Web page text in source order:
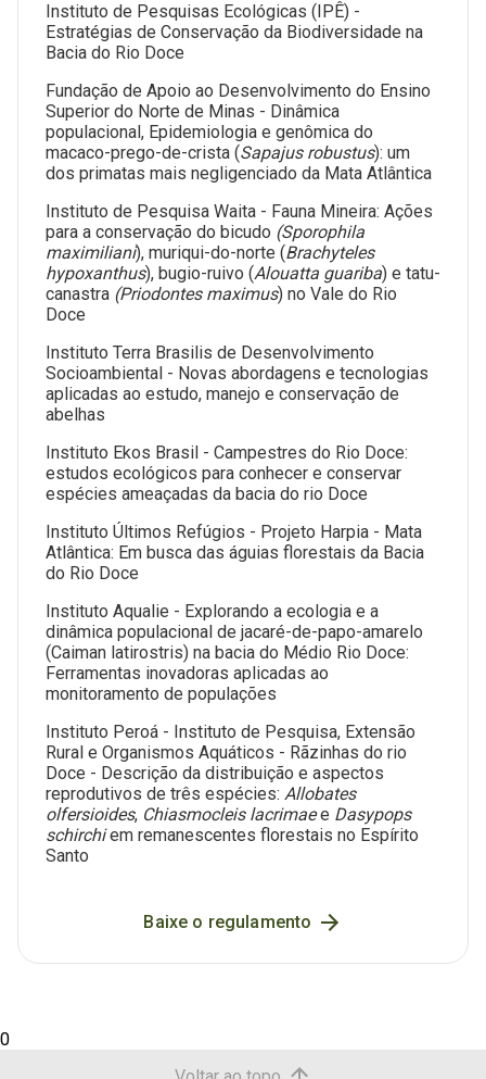
Instituto de Pesquisas Ecológicas (IPÊ) -
Estratégias de Conservação da Biodiversidade na
Bacia do Rio Doce
Fundação de Apoio ao Desenvolvimento do Ensino
Superior do Norte de Minas - Dinâmica
populacional, Epidemiologia e genômica do
macaco-prego-de-crista (Sapajus robustus): um
dos primatas mais negligenciado da Mata Atlântica
Instituto de Pesquisa Waita - Fauna Mineira: Ações
para a conservação do bicudo (Sporophila
maximiliani), muriqui-do-norte (Brachyteles
hypoxanthus), bugio-ruivo (Alouatta guariba) e tatu-
canastra (Priodontes maximus) no Vale do Rio
Doce
Instituto Terra Brasilis de Desenvolvimento
Socioambiental - Novas abordagens e tecnologias
aplicadas ao estudo, manejo e conservação de
abelhas
Instituto Ekos Brasil - Campestres do Rio Doce:
estudos ecológicos para conhecer e conservar
espécies ameaçadas da bacia do rio Doce
Instituto Últimos Refúgios - Projeto Harpia - Mata
Atlântica: Em busca das águias florestais da Bacia
do Rio Doce
Instituto Aqualie - Explorando a ecologia e a
dinâmica populacional de jacaré-de-papo-amarelo
(Caiman latirostris) na bacia do Médio Rio Doce:
Ferramentas inovadoras aplicadas ao
monitoramento de populações
Instituto Peroá - Instituto de Pesquisa, Extensão
Rural e Organismos Aquáticos - Rãzinhas do rio
Doce - Descrição da distribuição e aspectos
reprodutivos de três espécies: Allobates
olfersioides, Chiasmocleis lacrimaee Dasypops
schirchiem remanescentes florestais no Espírito
Santo
Baixe o regulamento
0